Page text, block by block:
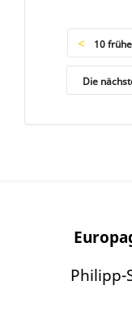
10
Die
Philipp-